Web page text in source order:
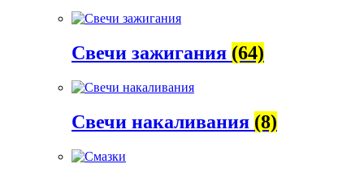
Свечи зажигания (64)
Свечи накаливания (8)